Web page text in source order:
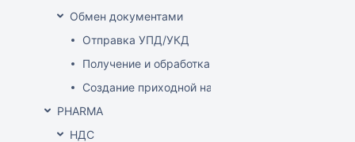
Обмен документами
Отправка УПД/УКД
Получение и обработка УПД/УКД
Создание приходной накладной на основании
PHARMA
НДС